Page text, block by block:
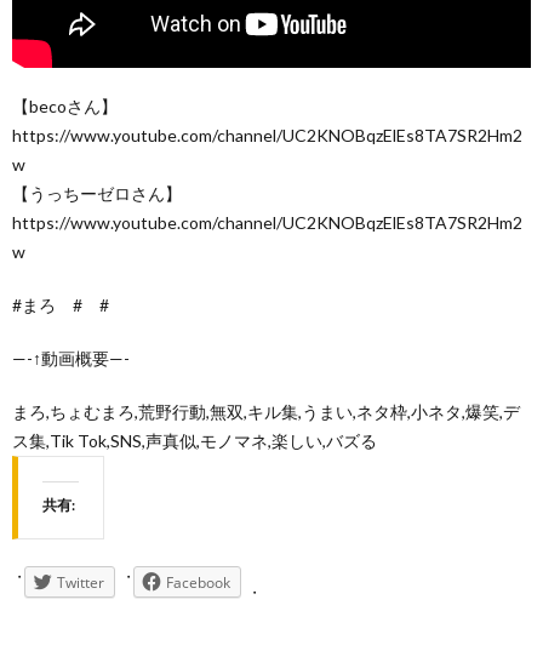
【becoさん】
https://www.youtube.com/channel/UC2KNOBqzElEs8TA7SR2Hm2
w
【うっちーゼロさん】
https://www.youtube.com/channel/UC2KNOBqzElEs8TA7SR2Hm2
w
#まろ # #
—-↑動画概要—-
まろ,ちょむまろ,荒野行動,無双,キル集,うまい,ネタ枠,小ネタ,爆笑,デ
ス集,Tik Tok,SNS,声真似,モノマネ,楽しい,バズる
共有:
Twitter Facebook